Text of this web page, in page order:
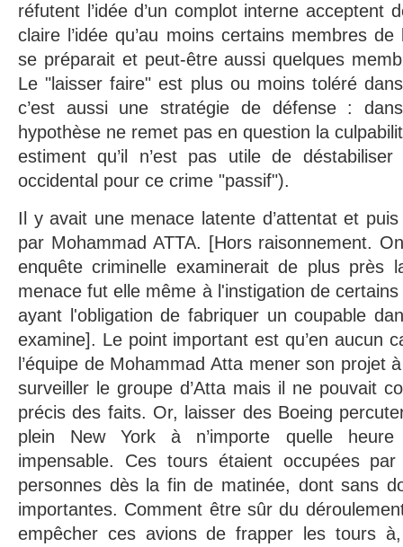
réfutent l’idée d’un complot interne acceptent
claire l’idée qu’au moins certains membres
se préparait et peut-être aussi quelques
Le "laisser faire" est plus ou moins toléré
c’est aussi une stratégie de défense :
hypothèse ne remet pas en question la
estiment qu’il n’est pas utile de
occidental pour ce crime "passif").
Il y avait une menace latente d’attentat et
par Mohammad ATTA. [Hors raisonnement.
enquête criminelle examinerait de plus près
menace fut elle même à l'instigation de
ayant l'obligation de fabriquer un coupable
examine]. Le point important est qu’en aucun
l’équipe de Mohammad Atta mener son projet
surveiller le groupe d’Atta mais il ne pouvait
précis des faits. Or, laisser des Boeing
plein New York à n’importe quelle
impensable. Ces tours étaient occupées
personnes dès la fin de matinée, dont sans
importantes. Comment être sûr du
empêcher ces avions de frapper les tours